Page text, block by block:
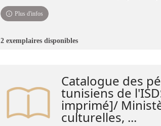
Plus d'infos
2 exemplaires disponibles
Catalogue des
tunisiens de
imprimé]/
culturelles, ...